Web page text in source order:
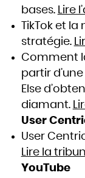
bases. Lire
TikTok et
stratégie.
Comment
partir
Else
diamant.
User
User
Lire la
YouTube